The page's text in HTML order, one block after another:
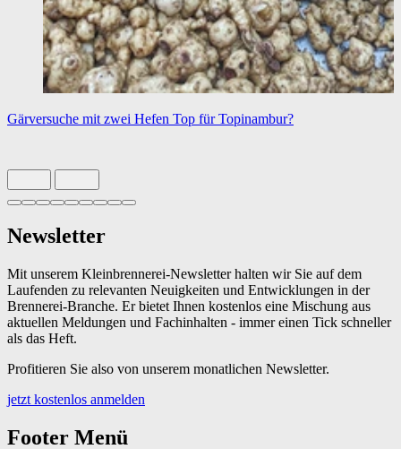
Gärversuche mit zwei Hefen Top für Topinambur?
Slide 1 von 9 aktiv
Newsletter
Mit unserem Kleinbrennerei-Newsletter halten wir Sie auf dem
Laufenden zu relevanten Neuigkeiten und Entwicklungen in der
Brennerei-Branche. Er bietet Ihnen kostenlos eine Mischung aus
aktuellen Meldungen und Fachinhalten - immer einen Tick schneller
als das Heft.
Profitieren Sie also von unserem monatlichen Newsletter.
jetzt kostenlos anmelden
Footer Menü